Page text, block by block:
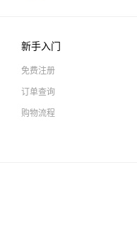
新手入门
免费注册
订单查询
购物流程